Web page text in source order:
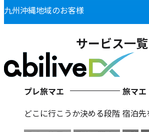
九州沖縄地域のお客様
サービス一覧
プレ旅マエ
どこに行こうか決める段階
旅マエ
宿泊先